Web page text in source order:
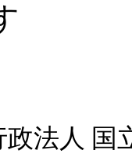
法人 国